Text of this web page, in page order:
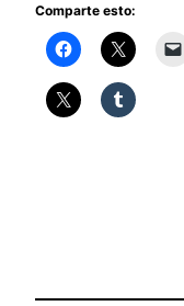
Comparte esto: